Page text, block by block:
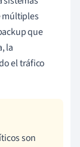
múltiples
que
la
el tráfico
son